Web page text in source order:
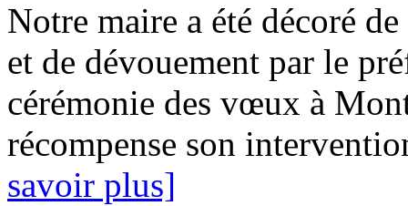
Notre maire a été décoré
et de dévouement par le
cérémonie des vœux à
récompense son
savoir plus]